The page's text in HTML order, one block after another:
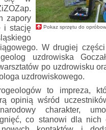
Pokaz sprzętu do
zapory
i stację
W drugiej
uzdrowiska
po uzdrowisku
uzdrowiskowego.
to impreza,
opinią wśród
charakter,
co stanowi dla nich